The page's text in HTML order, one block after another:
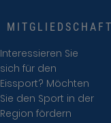
Interessieren Sie
sich für den
Eissport? Möchten
Sie den Sport in der
Region fördern